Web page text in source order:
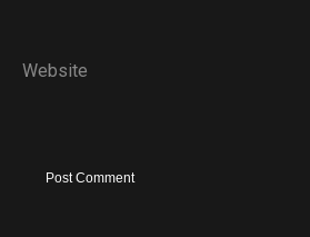
Website